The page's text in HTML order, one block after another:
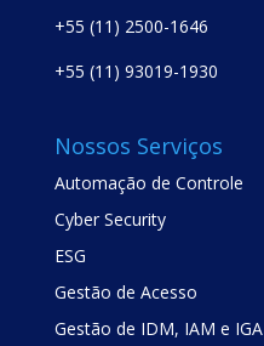
+55 (11) 2500-1646
+55 (11) 93019-1930
Nossos Serviços
Automação de Controle
Cyber Security
ESG
Gestão de Acesso
Gestão de IDM, IAM e IGA